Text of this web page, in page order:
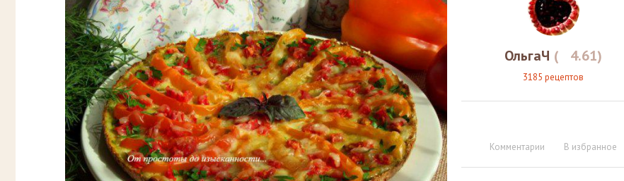
ОльгаЧ ( 4.61)
3185 рецептов
Комментарии В избранное